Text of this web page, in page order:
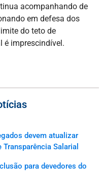
acompanhando de
em defesa dos
do teto de
é imprescindível.
devem atualizar
Salarial
para devedores do